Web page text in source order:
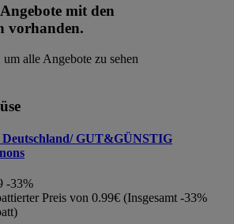
mit den
vorhanden.
alle Angebote zu sehen
Deutschland/ GUT&GÜNSTIG
-33%
Preis von 0.99€ (Insgesamt -33%